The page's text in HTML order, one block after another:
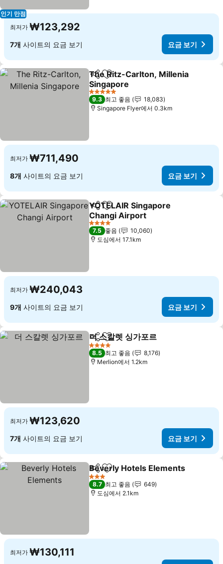
인기 만점
최저가 ₩123,292
7개 사이트의 요금 보기 요금 보기
공유 즐겨찾기에 추가
The Ritz-Carlton, Millenia
Singapore
5 성급
9.3 최고 좋음
18,083
Singapore Flyer에서 0.3km
최저가 ₩711,490
8개 사이트의 요금 보기 요금 보기
공유 즐겨찾기에 추가
YOTELAIR Singapore
Changi Airport
4 성급
7.5 좋음
10,060
도심에서 17.1km
최저가 ₩240,043
9개 사이트의 요금 보기 요금 보기
공유 즐겨찾기에 추가
더 스칼렛 싱가포르
4 성급
8.5 최고 좋음
8,176
Merlion에서 1.2km
최저가 ₩123,620
7개 사이트의 요금 보기 요금 보기
공유 즐겨찾기에 추가
Beverly Hotels Elements
3 성급
8.7 최고 좋음
649
도심에서 2.1km
최저가 ₩130,111